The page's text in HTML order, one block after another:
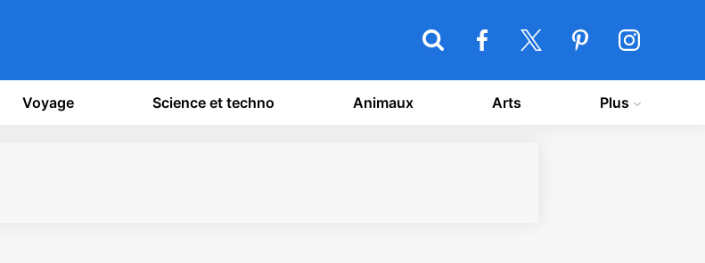
Voyage Science et techno Animaux Arts Plus